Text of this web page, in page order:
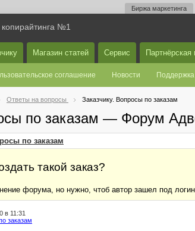
Биржа маркетинга
№1
Магазин статей Сервис Партнёрская
соглашение Новости Поддержка
Ответы на вопросы Заказчику. Вопросы по заказам
по заказам — Форум
по заказам
такой заказ?
форума, но нужно, чтоб автор зашел под
в 11:31
заказам